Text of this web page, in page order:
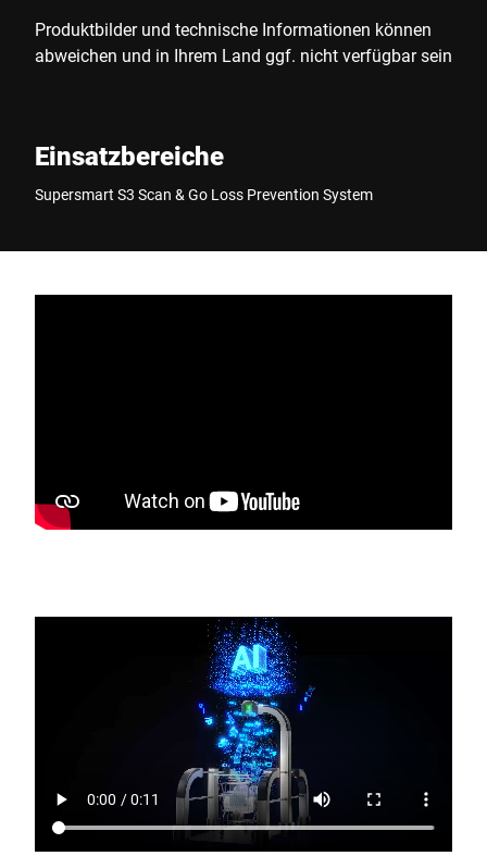
Produktbilder und technische Informationen können
abweichen und in Ihrem Land ggf. nicht verfügbar sein
Einsatzbereiche
Supersmart S3 Scan & Go Loss Prevention System